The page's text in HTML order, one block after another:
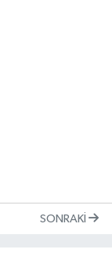
SONRAKI